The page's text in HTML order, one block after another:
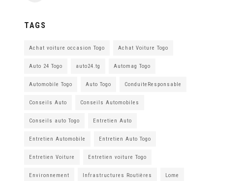
TAGS
Achat voiture occasion Togo Achat Voiture Togo
Auto 24 Togo auto24.tg Automag Togo
Automobile Togo Auto Togo ConduiteResponsable
Conseils Auto Conseils Automobiles
Conseils auto Togo Entretien Auto
Entretien Automobile Entretien Auto Togo
Entretien Voiture Entretien voiture Togo
Environnement Infrastructures Routières Lome